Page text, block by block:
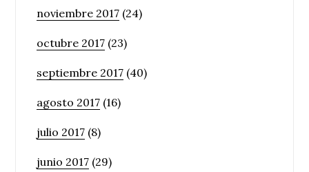
noviembre 2017 (24)
octubre 2017 (23)
septiembre 2017 (40)
agosto 2017 (16)
julio 2017 (8)
junio 2017 (29)